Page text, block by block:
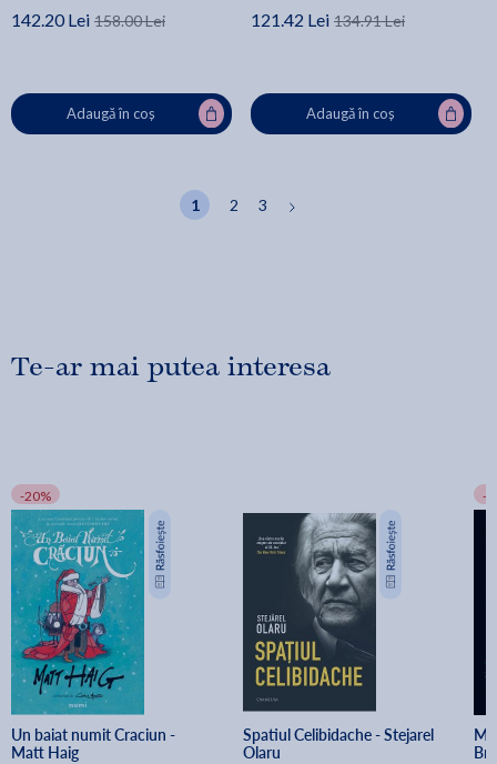
142.20 Lei 158.00 Lei
Adaugă în coș
121.42 Lei 134.91 Lei
Adaugă în coș
1 2 3
Te-ar mai putea interesa
-20%
Un baiat numit Craciun -
Matt Haig
Spatiul Celibidache - Stejarel
Olaru
-